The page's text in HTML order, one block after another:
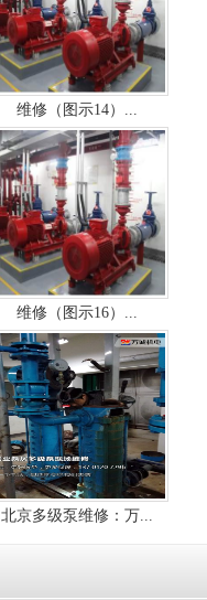
维修（图示14）...
维修（图示16）...
北京多级泵维修：万...